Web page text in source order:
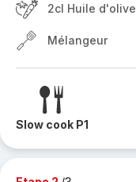
2cl Huile d'olive
Mélangeur
Slow cook P1